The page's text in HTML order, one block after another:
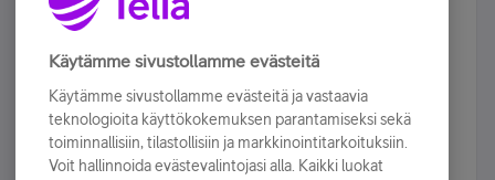
Älä jää paitsi – osallistu ja voita!
Tilaa Telian uutiskirje ja olet mukana arvonnassa.
sähköpostiisi.
Tilaa nyt
Käytämme sivustollamme evästeitä
Käytämme sivustollamme evästeitä ja vastaavia
teknologioita käyttökokemuksen parantamiseksi sekä
toiminnallisiin, tilastollisiin ja markkinointitarkoituksiin.
Voit hallinnoida evästevalintojasi alla. Kaikki luokat